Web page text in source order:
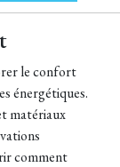
le confort
énergétiques.
matériaux
comment